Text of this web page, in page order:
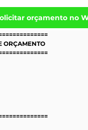
orçamento no
ORÇAMENTO